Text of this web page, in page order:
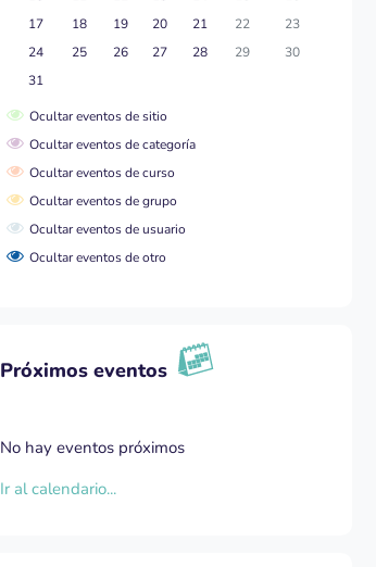
Sin eventos, lunes, 17 agosto
17 Sin eventos, martes, 18 agosto
18 Sin eventos, miércoles, 19 agosto
19 Sin eventos, jueves, 20 agosto
20 Sin eventos, viernes, 21 agosto
21 Sin eventos, sábado,
22 Sin eventos,
23
Sin eventos, lunes, 24 agosto
24 Sin eventos, martes, 25 agosto
25 Sin eventos, miércoles, 26 agosto
26 Sin eventos, jueves, 27 agosto
27 Sin eventos, viernes, 28 agosto
28 Sin eventos, sábado,
29 Sin eventos,
30
Sin eventos, lunes, 31 agosto
31
Ocultar eventos de sitio
Ocultar eventos de categoría
Ocultar eventos de curso
Ocultar eventos de grupo
Ocultar eventos de usuario
Ocultar eventos de otro
Próximos eventos
No hay eventos próximos
Ir al calendario...